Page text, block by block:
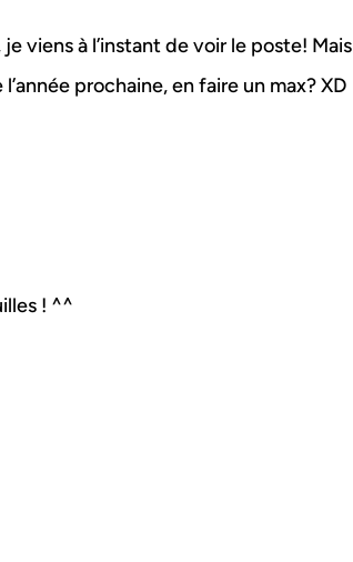
viens à l’instant de voir le poste! Mais
prochaine, en faire un max? XD
! ^^